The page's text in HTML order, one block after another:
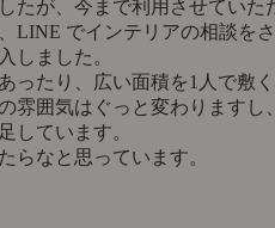
たが、今まで利用させていた
LINE でインテリアの相談をさ
しました。
ったり、広い面積を1人で敷く
雰囲気はぐっと変わりますし
しています。
らなと思っています。